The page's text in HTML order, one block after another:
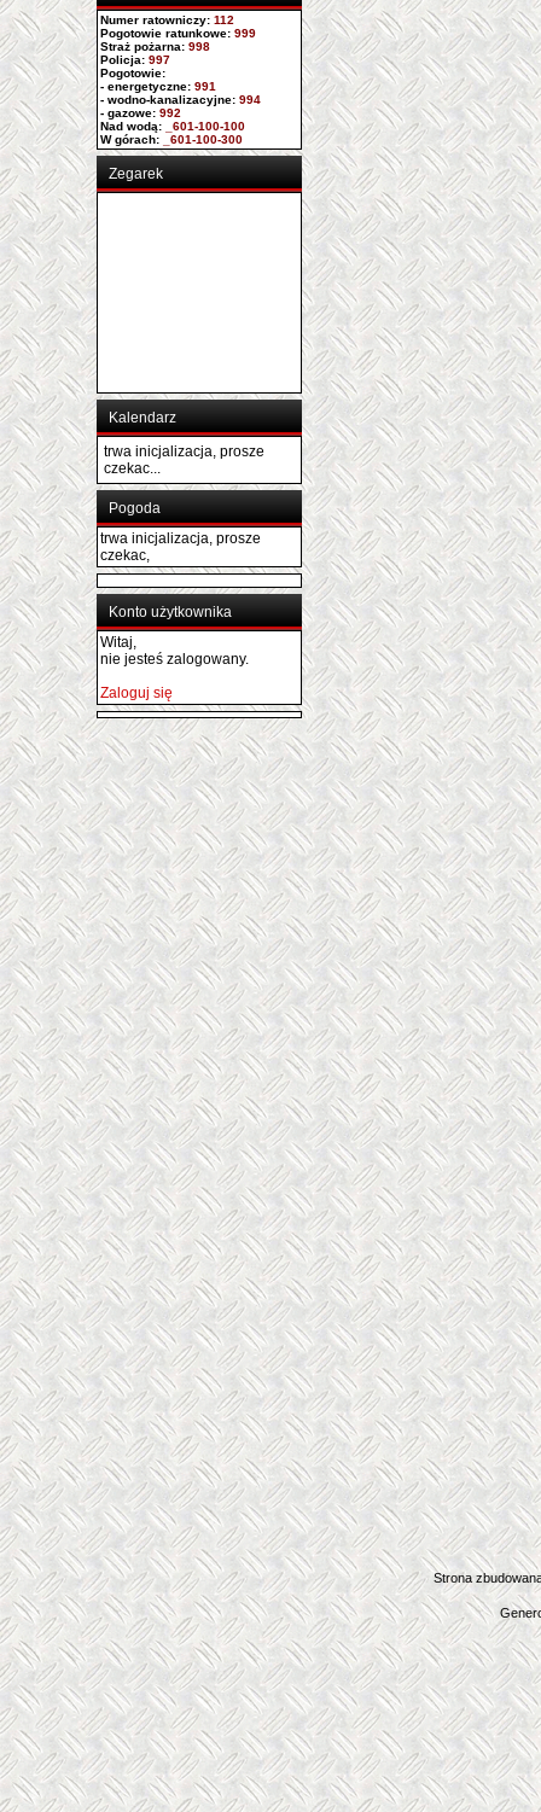
Numer ratowniczy: 112
Pogotowie ratunkowe: 999
Straż pożarna: 998
Policja: 997
Pogotowie:
- energetyczne: 991
- wodno-kanalizacyjne: 994
- gazowe: 992
Nad wodą: _601-100-100
W górach: _601-100-300
Zegarek
Kalendarz
trwa inicjalizacja, prosze
czekac...
Pogoda
trwa inicjalizacja, prosze
czekac,
Konto użytkownika
Witaj,
nie jesteś zalogowany.
Zaloguj się
Strona